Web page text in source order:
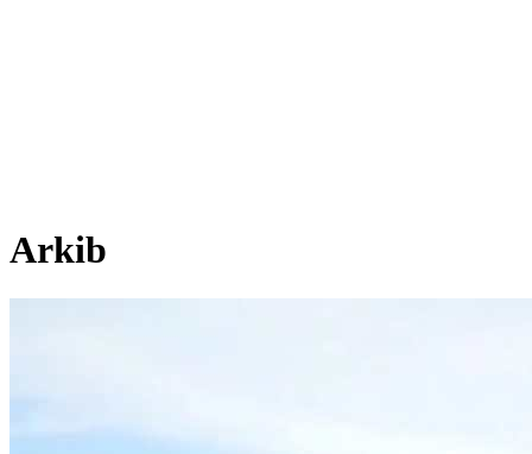
Arkib